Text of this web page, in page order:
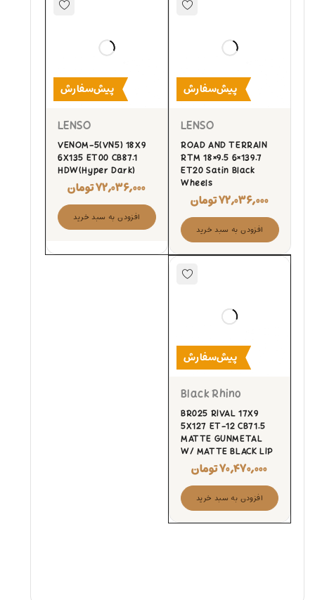
پیش‌سفارش
LENSO
ROAD AND TERRAIN
RTM 18×9.5 6×139.7
ET20 Satin Black
Wheels
۷۲,۰۳۶,۰۰۰تومان
افزودن به سبد خرید
پیش‌سفارش
LENSO
VENOM-5(VN5) 18X9
6X135 ET00 CB87.1
HDW(Hyper Dark)
۷۲,۰۳۶,۰۰۰تومان
افزودن به سبد خرید
پیش‌سفارش
Black Rhino
BR025 RIVAL 17X9
5X127 ET-12 CB71.5
MATTE GUNMETAL
W/ MATTE BLACK LIP
۷۰,۴۷۰,۰۰۰تومان
افزودن به سبد خرید